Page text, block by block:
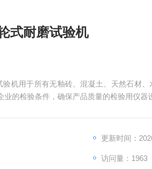
式耐磨试验机
机用于所有无釉砖、混凝土、天然石材、
的检验条件，确保产品质量的检验用仪器
更新时间：
访问量：1963